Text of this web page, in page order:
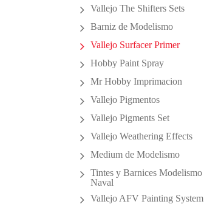
Vallejo The Shifters Sets
Barniz de Modelismo
Vallejo Surfacer Primer
Hobby Paint Spray
Mr Hobby Imprimacion
Vallejo Pigmentos
Vallejo Pigments Set
Vallejo Weathering Effects
Medium de Modelismo
Tintes y Barnices Modelismo
Naval
Vallejo AFV Painting System